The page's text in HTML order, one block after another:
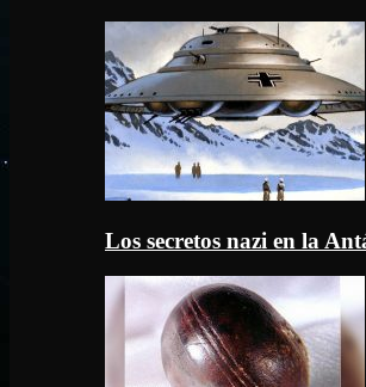
Los secretos nazi en la